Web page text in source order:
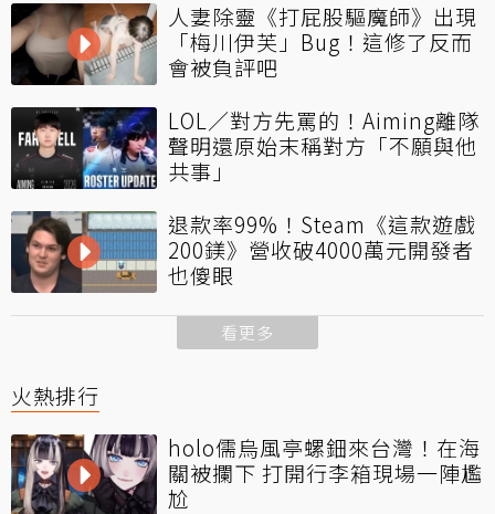
人妻除靈《打屁股驅魔師》出現
「梅川伊芙」Bug！這修了反而
會被負評吧
LOL／對方先罵的！Aiming離隊
聲明還原始末稱對方「不願與他
共事」
退款率99%！Steam《這款遊戲
200鎂》營收破4000萬元開發者
也傻眼
看更多
火熱排行
holo儒烏風亭螺鈿來台灣！在海
關被攔下 打開行李箱現場一陣尷
尬